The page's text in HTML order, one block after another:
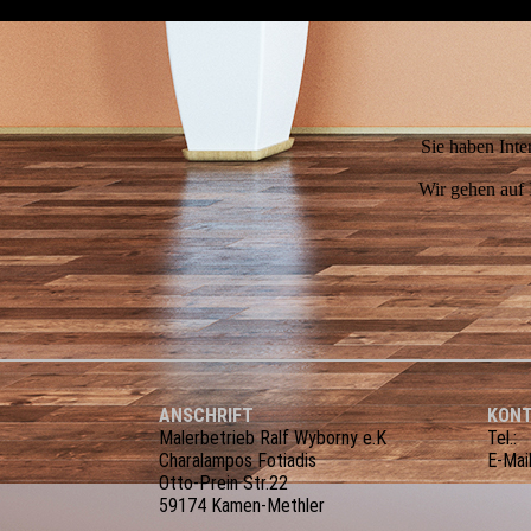
Sie haben
Wir gehen auf
ANSCHRIFT
Malerbetrieb Ralf Wyborny e.K
Charalampos Fotiadis
Otto-Prein Str.22
59174 Kamen-Methler
E-